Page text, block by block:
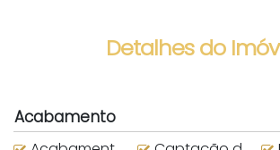
Detalhes do
Acabamento